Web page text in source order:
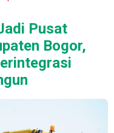
Pusat
Bogor,